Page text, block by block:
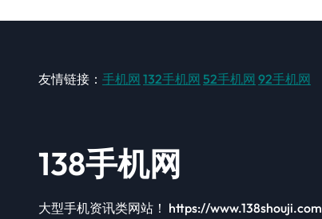
友情链接： 手机网 132手机网 52手机网 92手机网
138手机网
大型手机资讯类网站！ https://www.138shouji.com